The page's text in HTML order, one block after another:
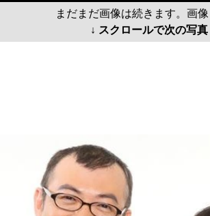
まだまだ画像は続きます。画像
↓ スクロールで次の写真